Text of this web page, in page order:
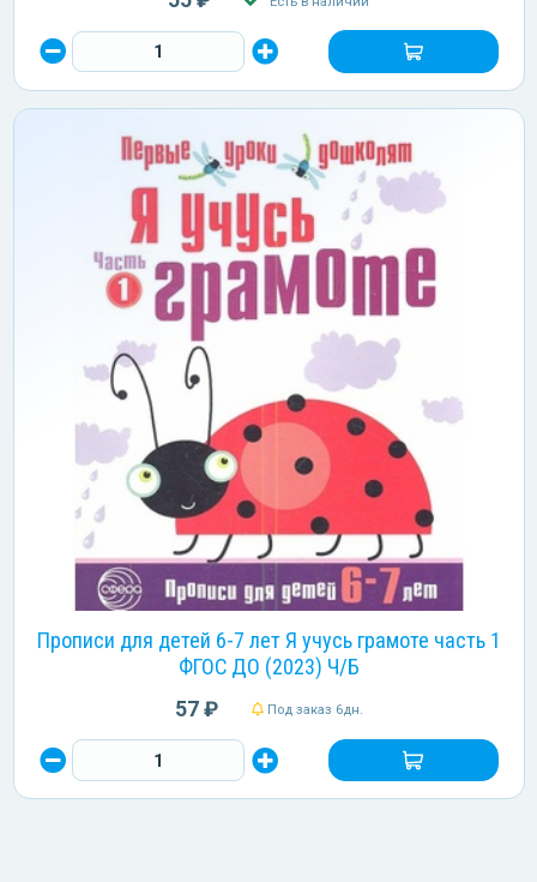
Прописи для детей 6-7 лет Я учусь грамоте часть 1
ФГОС ДО (2023) Ч/Б
57 ₽ Под заказ 6дн.